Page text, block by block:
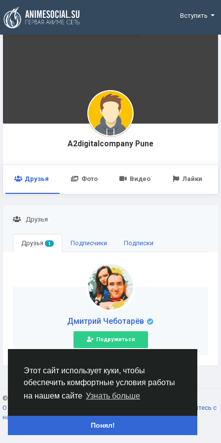
Этот сайт использует куки, чтобы
обеспечить комфортные условия работы
на нашем сайте Узнать больше
Понял!
Funding
Вступить
A2digitalcompany Pune
Друзья Фото Видео Лайки
Друзья
Друзья 1 Подписчики Подписки
Дмитрий Чеботарёв
Подружиться
© 2026 AnimeSocial.SU - Первая аниме сеть!
О нас
Свяжитесь с
нами
Каталог